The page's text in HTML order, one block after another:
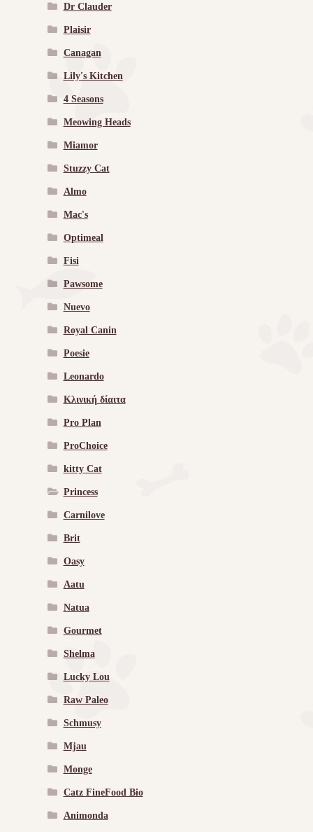
Dr Clauder
Plaisir
Canagan
Lily's Kitchen
4 Seasons
Meowing Heads
Miamor
Stuzzy Cat
Almo
Mac's
Optimeal
Fisi
Pawsome
Nuevo
Royal Canin
Poesie
Leonardo
Κλινική δίαιτα
Pro Plan
ProChoice
kitty Cat
Princess
Carnilove
Brit
Oasy
Aatu
Natua
Gourmet
Shelma
Lucky Lou
Raw Paleo
Schmusy
Mjau
Monge
Catz FineFood Bio
Animonda